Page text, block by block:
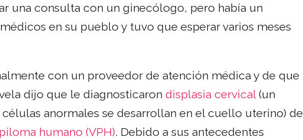
una consulta con un ginecólogo, pero había un
en su pueblo y tuvo que esperar varios meses
con un proveedor de atención médica y de que
dijo que le diagnosticaron displasia cervical(un
anormales se desarrollan en el cuello uterino) de
humano (VPH). Debido a sus antecedentes